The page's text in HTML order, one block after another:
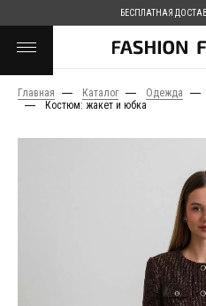
БЕСПЛАТНАЯ
Главная Каталог Одежда
Костюм: жакет и юбка